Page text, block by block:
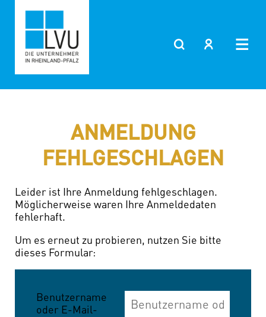
springen
ANMELDUNG
FEHLGESCHLAGEN
Leider ist Ihre Anmeldung fehlgeschlagen.
Möglicherweise waren Ihre Anmeldedaten
fehlerhaft.
Um es erneut zu probieren, nutzen Sie bitte
dieses Formular:
Benutzername
oder E-Mail-